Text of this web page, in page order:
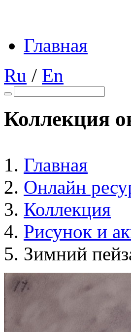
Главная
Ru / En
Коллекция
Главная
Онлайн
Коллекция
Рисунок и
Зимний